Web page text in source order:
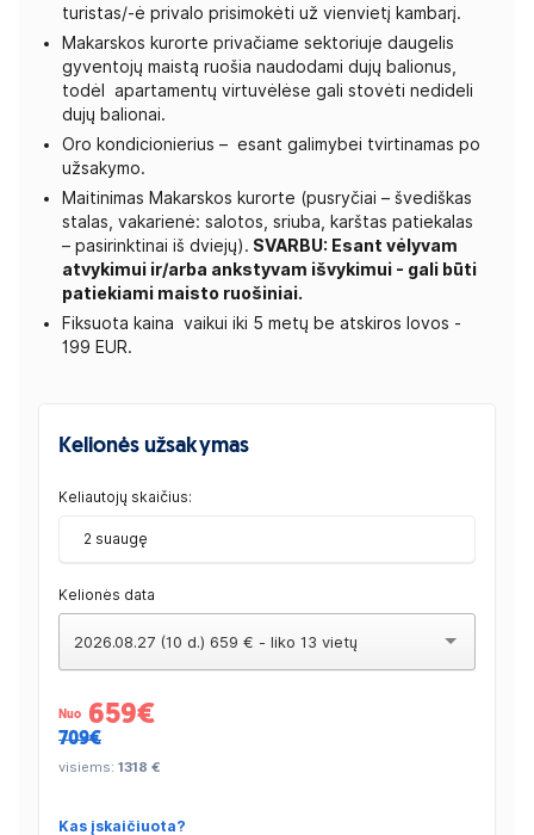
turistas/-ė privalo prisimokėti už vienvietį kambarį.
Makarskos kurorte privačiame sektoriuje daugelis
gyventojų maistą ruošia naudodami dujų balionus,
todėl apartamentų virtuvėlėse gali stovėti nedideli
dujų balionai.
Oro kondicionierius – esant galimybei tvirtinamas po
užsakymo.
Maitinimas Makarskos kurorte (pusryčiai – švediškas
stalas, vakarienė: salotos, sriuba, karštas patiekalas
– pasirinktinai iš dviejų). SVARBU: Esant vėlyvam
atvykimui ir/arba ankstyvam išvykimui - gali būti
patiekiami maisto ruošiniai.
Fiksuota kaina vaikui iki 5 metų be atskiros lovos -
199 EUR.
Kelionės užsakymas
Keliautojų skaičius:
2 suaugę
Kelionės data
2026.08.27 (10 d.) 659 € - liko 13 vietų
Nuo 659€
709€
visiems: 1318 €
Kas įskaičiuota?